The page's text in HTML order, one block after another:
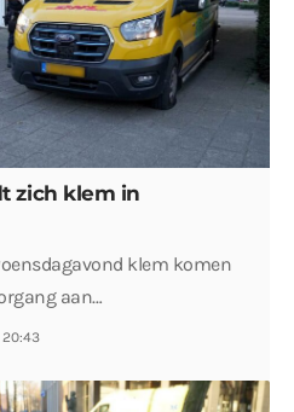
zich klem in
klem komen
aan…